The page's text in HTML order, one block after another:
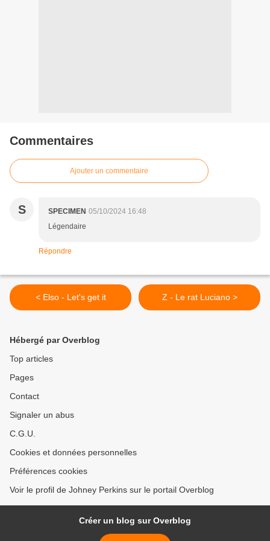
Commentaires
Ajouter un commentaire
S SPECIMEN 05/10/2024 16:48
Légendaire
Répondre
< Elso - Let's get it Z - Le rat Luciano >
Hébergé par Overblog
Top articles
Pages
Contact
Signaler un abus
C.G.U.
Cookies et données personnelles
Préférences cookies
Voir le profil de Johney Perkins sur le portail Overblog
Créer un blog sur Overblog